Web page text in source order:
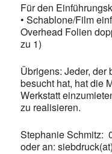
Für den
• Schablone/Film
Overhead Folien
zu 1)
Übrigens: Jeder, der
besucht hat, hat die
Werkstatt
zu realisieren.
Stephanie Schmitz:
oder an: